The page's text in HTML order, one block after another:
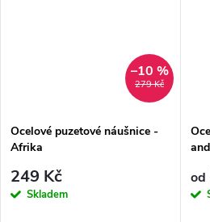
279 Kč
–10 %
Ocelové puzetové náušnice -
Afrika
249 Kč
Skladem
od